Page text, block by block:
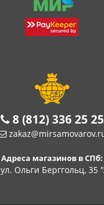
8 (812) 336 25 25
Адреса магазинов в СПб:
ул. Ольги Берггольц, 35